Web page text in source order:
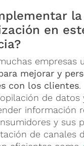
la
en
empresas
mejorar y
con los clientes.
de datos
información
y sus
de canales